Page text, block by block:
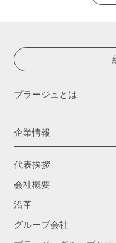
プラージュとは
企業情報
代表挨拶
会社概要
沿革
グループ会社